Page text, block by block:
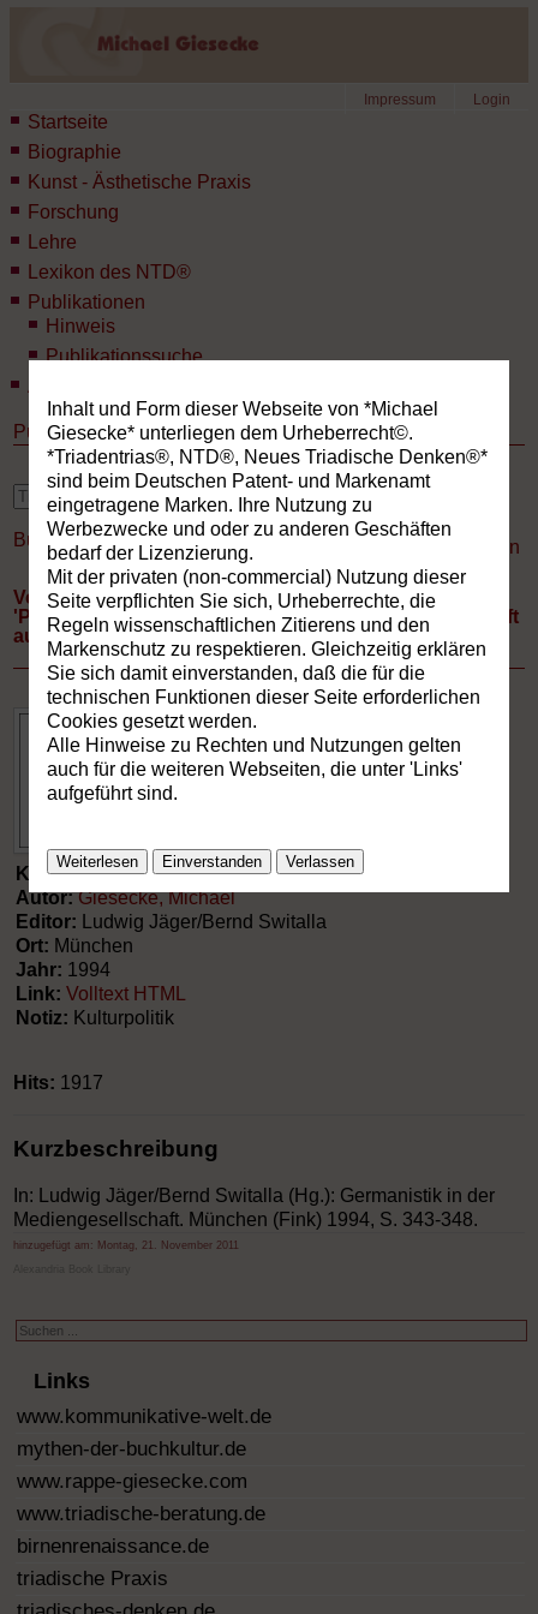
Login
Impressum
Startseite
Biographie
Kunst - Ästhetische Praxis
Forschung
Lehre
Lexikon des NTD®
Publikationen
Hinweis
Publikationssuche
Aktuelles
Suchen
Links
www.kommunikative-welt.de
mythen-der-buchkultur.de
www.rappe-giesecke.com
www.triadische-beratung.de
birnenrenaissance.de
triadische Praxis
Publikationen
Buchverzeichnis» Aufsätze Drucken
Von der 'Rede' über die 'langue' zu einer Vielfalt von
'Programmen': Die germanistische Sprachwissenschaft
auf dem Weg ins Informationszeitalter.
Kategorie:Aufsätze
Autor:Giesecke, Michael
Editor:
Ludwig Jäger/Bernd Switalla
Ort: München
Jahr: 1994
Link: Volltext HTML
Notiz: Kulturpolitik
Hits: 1917
Kurzbeschreibung
In: Ludwig Jäger/Bernd Switalla (Hg.): Germanistik in der
Mediengesellschaft. München (Fink) 1994, S. 343-348.
hinzugefügt am: Montag, 21. November 2011
Inhalt und Form dieser Webseite von *Michael
Giesecke* unterliegen dem Urheberrecht©.
*Triadentrias®, NTD®, Neues Triadische Denken®*
sind beim Deutschen Patent- und Markenamt
eingetragene Marken. Ihre Nutzung zu
Werbezwecke und oder zu anderen Geschäften
bedarf der Lizenzierung.
Mit der privaten (non-commercial) Nutzung dieser
Seite verpflichten Sie sich, Urheberrechte, die
Regeln wissenschaftlichen Zitierens und den
Markenschutz zu respektieren. Gleichzeitig erklären
Sie sich damit einverstanden, daß die für die
technischen Funktionen dieser Seite erforderlichen
Cookies gesetzt werden.
Alle Hinweise zu Rechten und Nutzungen gelten
auch für die weiteren Webseiten, die unter 'Links'
aufgeführt sind.
Weiterlesen Einverstanden Verlassen